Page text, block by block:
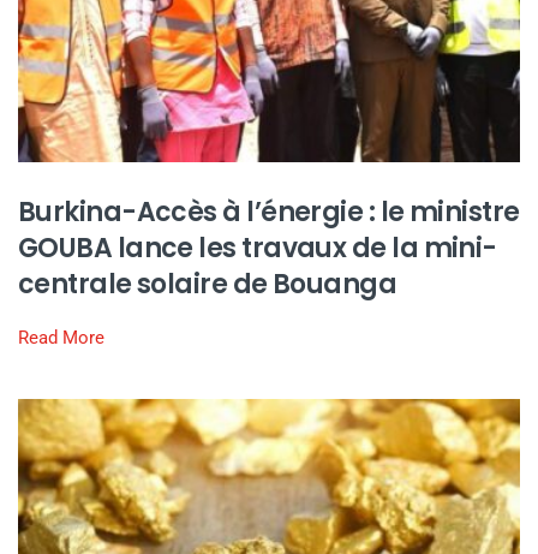
Burkina-Accès à l’énergie : le ministre
GOUBA lance les travaux de la mini-
centrale solaire de Bouanga
Read More